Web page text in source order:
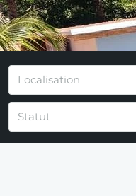
Localisation
Statut